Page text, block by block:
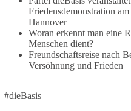
Folge unseren Kanälen:
Facebook:
https://www.facebook.com/
nanhalt/
Instragram:
halt/
Friedensdemonstration
Hannover
Woran erkennt man eine
Menschen dient?
Freundschaftsreise nach
Versöhnung und Frieden
#dieBasis